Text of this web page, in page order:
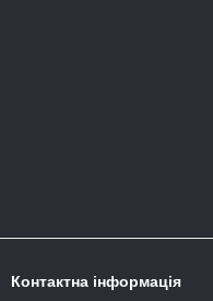
Контактна інформація